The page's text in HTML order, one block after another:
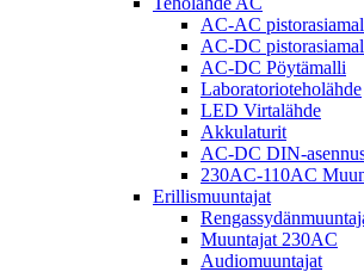
AC-AC
AC-DC
AC-DC Pöytämalli
Laboratorioteholähde
LED Virtalähde
Akkulaturit
AC-DC DIN-
230AC-110AC
Erillismuuntajat
Muuntajat 230AC
Audiomuuntajat